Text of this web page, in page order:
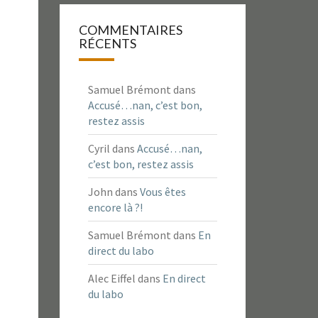
COMMENTAIRES
RÉCENTS
Samuel Brémont dans
Accusé…nan, c’est bon,
restez assis
Cyril dans Accusé…nan,
c’est bon, restez assis
John dans Vous êtes
encore là ?!
Samuel Brémont dans En
direct du labo
Alec Eiffel dans En direct
du labo